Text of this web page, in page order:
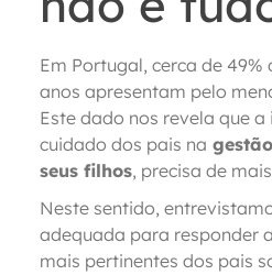
Em Portugal, cerca de 49%
anos apresentam pelo
Este dado nos revela que
cuidado dos pais na
seus filhos, precisa de
Neste sentido,
adequada para responder
mais pertinentes dos pais